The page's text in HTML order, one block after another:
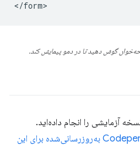
گوش دهید تا در دمو پیمایش کند.
را انجام داده‌اید.
Codepen به‌روزرسانی‌شده برای این